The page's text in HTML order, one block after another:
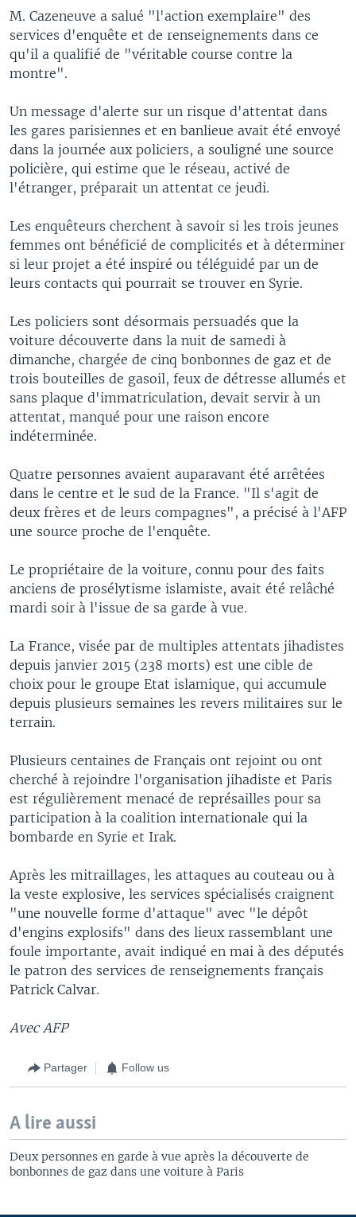
M. Cazeneuve a salué "l'action exemplaire" des
services d'enquête et de renseignements dans ce
qu'il a qualifié de "véritable course contre la
montre".
Un message d'alerte sur un risque d'attentat dans
les gares parisiennes et en banlieue avait été envoyé
dans la journée aux policiers, a souligné une source
policière, qui estime que le réseau, activé de
l'étranger, préparait un attentat ce jeudi.
Les enquêteurs cherchent à savoir si les trois jeunes
femmes ont bénéficié de complicités et à déterminer
si leur projet a été inspiré ou téléguidé par un de
leurs contacts qui pourrait se trouver en Syrie.
Les policiers sont désormais persuadés que la
voiture découverte dans la nuit de samedi à
dimanche, chargée de cinq bonbonnes de gaz et de
trois bouteilles de gasoil, feux de détresse allumés et
sans plaque d'immatriculation, devait servir à un
attentat, manqué pour une raison encore
indéterminée.
Quatre personnes avaient auparavant été arrêtées
dans le centre et le sud de la France. "Il s'agit de
deux frères et de leurs compagnes", a précisé à l'AFP
une source proche de l'enquête.
Le propriétaire de la voiture, connu pour des faits
anciens de prosélytisme islamiste, avait été relâché
mardi soir à l'issue de sa garde à vue.
La France, visée par de multiples attentats jihadistes
depuis janvier 2015 (238 morts) est une cible de
choix pour le groupe Etat islamique, qui accumule
depuis plusieurs semaines les revers militaires sur le
terrain.
Plusieurs centaines de Français ont rejoint ou ont
cherché à rejoindre l'organisation jihadiste et Paris
est régulièrement menacé de représailles pour sa
participation à la coalition internationale qui la
bombarde en Syrie et Irak.
Après les mitraillages, les attaques au couteau ou à
la veste explosive, les services spécialisés craignent
"une nouvelle forme d'attaque" avec "le dépôt
d'engins explosifs" dans des lieux rassemblant une
foule importante, avait indiqué en mai à des députés
le patron des services de renseignements français
Patrick Calvar.
Avec AFP
Partager Follow us
A lire aussi
Deux personnes en garde à vue après la découverte de
bonbonnes de gaz dans une voiture à Paris